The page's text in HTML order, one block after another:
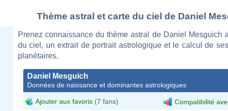
Thème astral et carte du ciel de Daniel
Prenez connaissance du thème astral de Daniel Mesguich
du ciel, un extrait de portrait astrologique et le calcul de
planétaires.
Daniel Mesguich
Données de naissance et dominantes astrologiques
Ajouter aux favoris (7 fans) Compatibilité